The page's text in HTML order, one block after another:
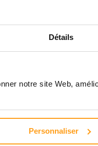
Détails
notre site Web,
Personnaliser
vacances
été
avec
Je sui